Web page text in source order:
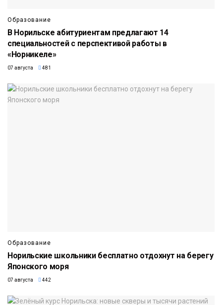
Образование
В Норильске абитуриентам предлагают 14
специальностей с перспективой работы в
«Норникеле»
07 августа 481
Образование
Норильские школьники бесплатно отдохнут на берегу
Японского моря
07 августа 442